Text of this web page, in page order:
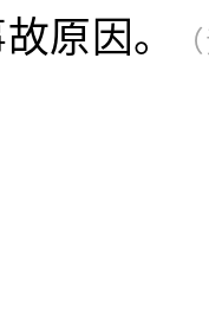
原因。